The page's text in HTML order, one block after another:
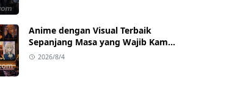
Anime dengan Visual Terbaik
Sepanjang Masa yang Wajib Kamu
Tonton
2026/8/4